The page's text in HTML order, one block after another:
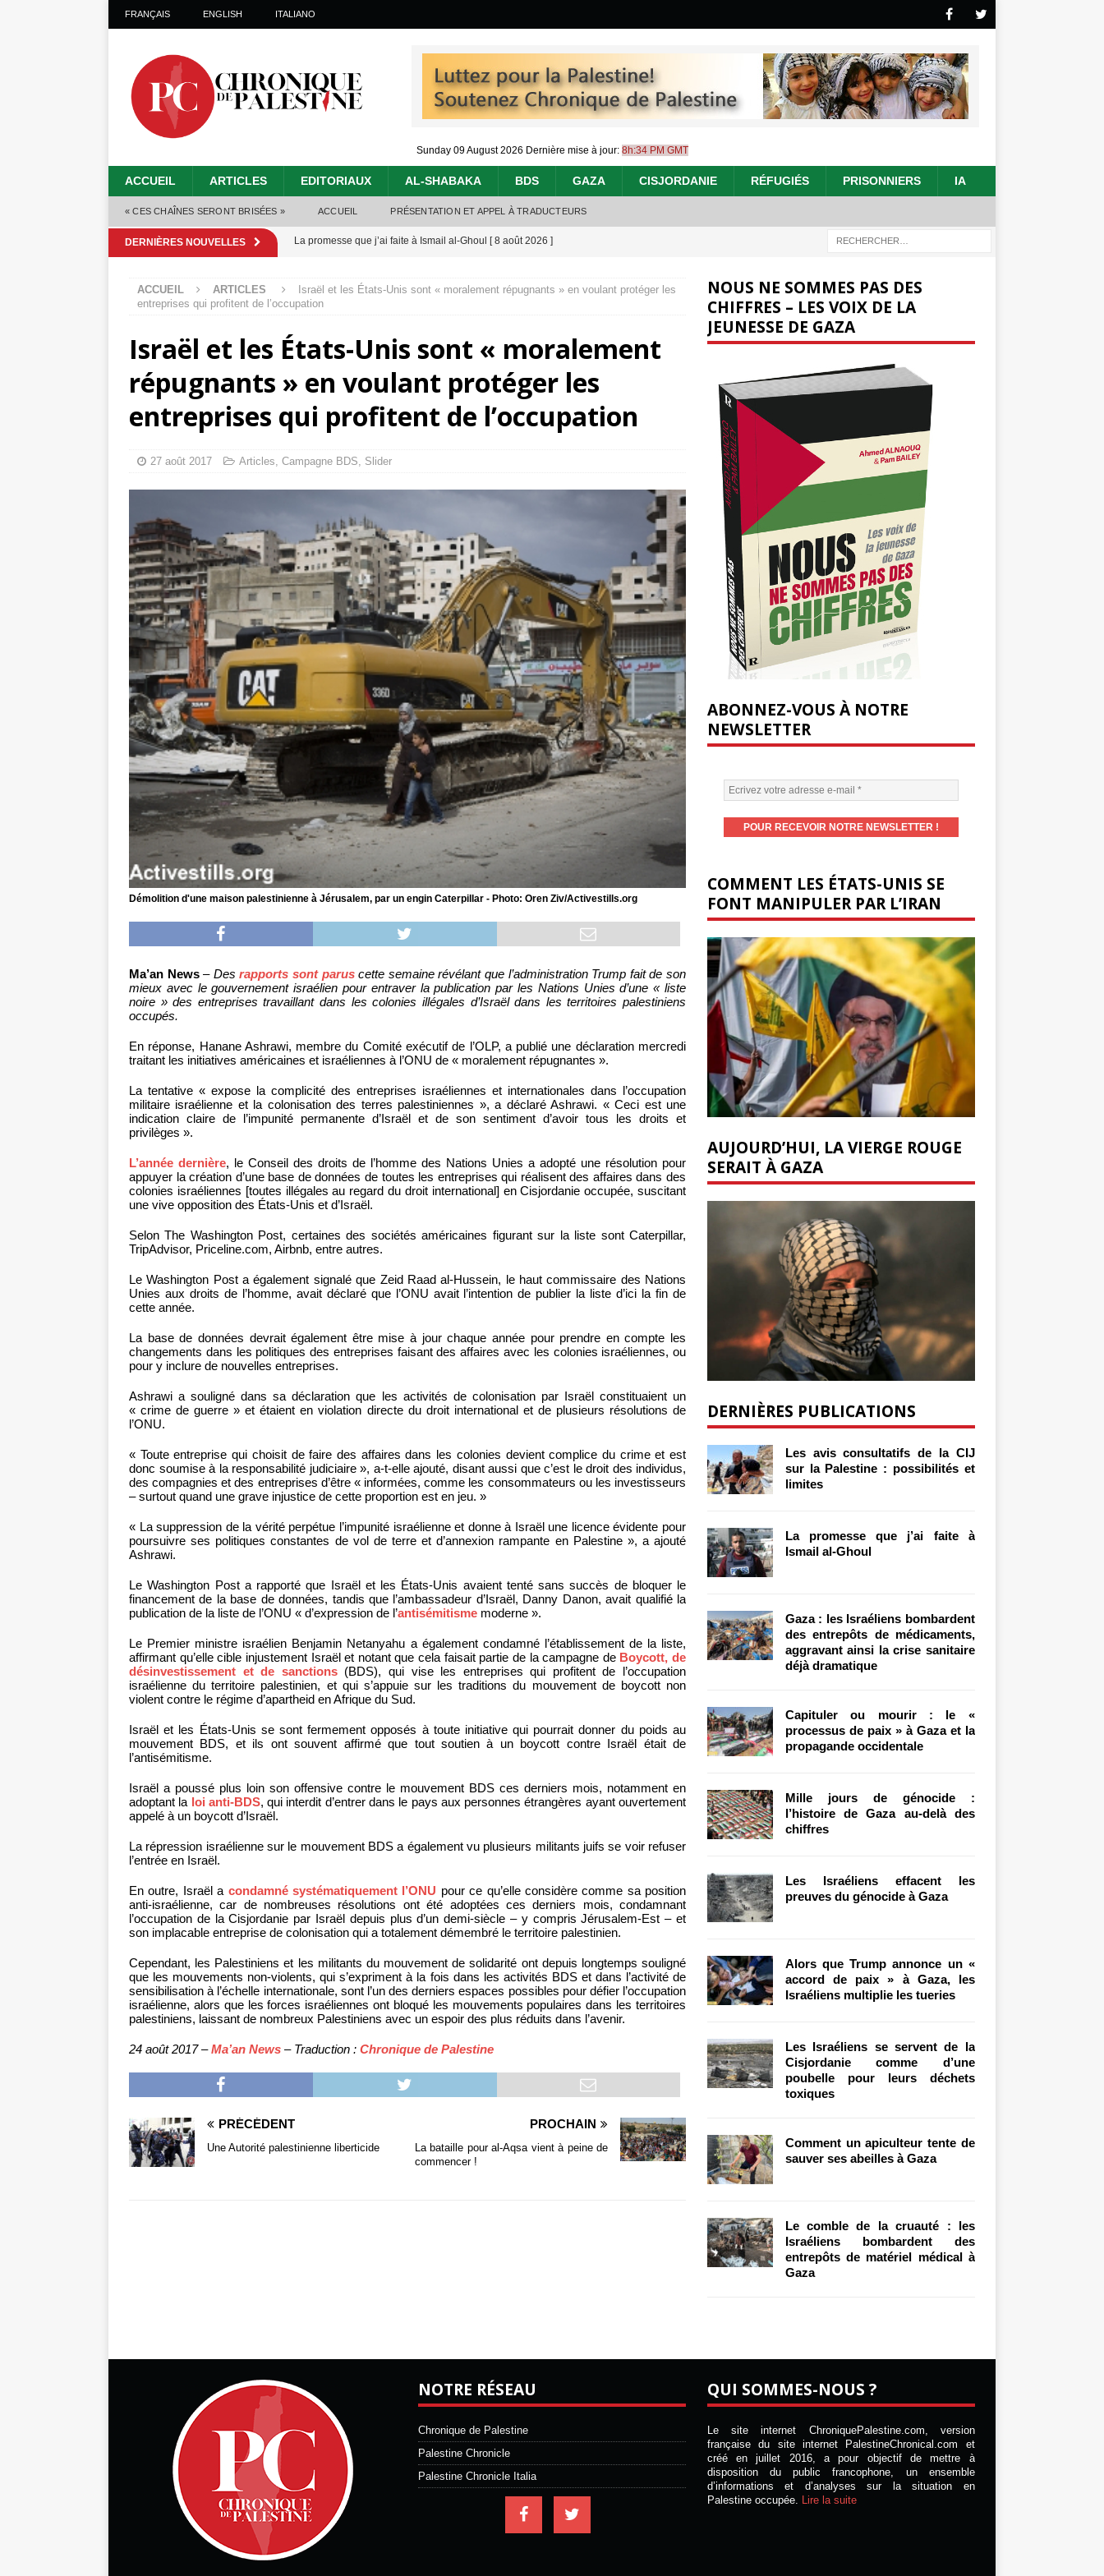
FRANÇAIS ENGLISH ITALIANO
Sunday 09 August 2026 Dernière mise à jour: 8h:34 PM GMT
ACCUEIL ARTICLES EDITORIAUX AL-SHABAKA BDS GAZA CISJORDANIE RÉFUGIÉS PRISONNIERS IA
« CES CHAÎNES SERONT BRISÉES » ACCUEIL PRÉSENTATION ET APPEL À TRADUCTEURS
DERNIÈRES NOUVELLES La promesse que j’ai faite à Ismail al-Ghoul [ 8 août 2026 ]
crise sanitaire déjà dramatique [ 7 août 2026 ]
6 août 2026 ]
Mille jours de génocide : l’histoire de Gaza au-delà des chiffres[ 5 août 2026 ]
Les avis consultatifs de la CIJ sur la Palestine : possibilités et limites [ 8 août 2026 ]
ACCUEIL ARTICLES
Israël et les États-Unis sont « moralement répugnants » en voulant protéger les
entreprises qui profitent de l’occupation
Israël et les États-Unis sont « moralement
répugnants » en voulant protéger les
entreprises qui profitent de l’occupation
27 août 2017 Articles, Campagne BDS, Slider
Démolition d'une maison palestinienne à Jérusalem, par un engin Caterpillar - Photo: Oren Ziv/Activestills.org
Ma’an News– Desrapports sont paruscette semaine révélant que l’administration Trump fait de son
mieux avec le gouvernement israélien pour entraver la publication par les Nations Unies d’une « liste
noire » des entreprises travaillant dans les colonies illégales d’Israël dans les territoires palestiniens
occupés.
En réponse, Hanane Ashrawi, membre du Comité exécutif de l’OLP, a publié une déclaration mercredi
traitant les initiatives américaines et israéliennes à l’ONU de « moralement répugnantes ».
La tentative « expose la complicité des entreprises israéliennes et internationales dans l’occupation
militaire israélienne et la colonisation des terres palestiniennes », a déclaré Ashrawi. « Ceci est une
indication claire de l’impunité permanente d’Israël et de son sentiment d’avoir tous les droits et
privilèges ».
L’année dernière, le Conseil des droits de l’homme des Nations Unies a adopté une résolution pour
appuyer la création d’une base de données de toutes les entreprises qui réalisent des affaires dans des
colonies israéliennes [toutes illégales au regard du droit international] en Cisjordanie occupée, suscitant
une vive opposition des États-Unis et d’Israël.
Selon The Washington Post, certaines des sociétés américaines figurant sur la liste sont Caterpillar,
TripAdvisor, Priceline.com, Airbnb, entre autres.
Le Washington Post a également signalé que Zeid Raad al-Hussein, le haut commissaire des Nations
Unies aux droits de l’homme, avait déclaré que l’ONU avait l’intention de publier la liste d’ici la fin de
cette année.
La base de données devrait également être mise à jour chaque année pour prendre en compte les
changements dans les politiques des entreprises faisant des affaires avec les colonies israéliennes, ou
pour y inclure de nouvelles entreprises.
Ashrawi a souligné dans sa déclaration que les activités de colonisation par Israël constituaient un
« crime de guerre » et étaient en violation directe du droit international et de plusieurs résolutions de
l’ONU.
« Toute entreprise qui choisit de faire des affaires dans les colonies devient complice du crime et est
donc soumise à la responsabilité judiciaire », a-t-elle ajouté, disant aussi que c’est le droit des individus,
des compagnies et des entreprises d’être « informées, comme les consommateurs ou les investisseurs
– surtout quand une grave injustice de cette proportion est en jeu. »
« La suppression de la vérité perpétue l’impunité israélienne et donne à Israël une licence évidente pour
poursuivre ses politiques constantes de vol de terre et d’annexion rampante en Palestine », a ajouté
Ashrawi.
Le Washington Post a rapporté que Israël et les États-Unis avaient tenté sans succès de bloquer le
financement de la base de données, tandis que l’ambassadeur d’Israël, Danny Danon, avait qualifié la
publication de la liste de l’ONU « d’expression de l’antisémitisme moderne ».
Le Premier ministre israélien Benjamin Netanyahu a également condamné l’établissement de la liste,
affirmant qu’elle cible injustement Israël et notant que cela faisait partie de la campagne de Boycott, de
désinvestissement et de sanctions(BDS), qui vise les entreprises qui profitent de l’occupation
israélienne du territoire palestinien, et qui s’appuie sur les traditions du mouvement de boycott non
violent contre le régime d’apartheid en Afrique du Sud.
Israël et les États-Unis se sont fermement opposés à toute initiative qui pourrait donner du poids au
mouvement BDS, et ils ont souvent affirmé que tout soutien à un boycott contre Israël était de
l’antisémitisme.
Israël a poussé plus loin son offensive contre le mouvement BDS ces derniers mois, notamment en
adoptant la loi anti-BDS, qui interdit d’entrer dans le pays aux personnes étrangères ayant ouvertement
appelé à un boycott d’Israël.
La répression israélienne sur le mouvement BDS a également vu plusieurs militants juifs se voir refuser
l’entrée en Israël.
En outre, Israël a condamné systématiquement l’ONU pour ce qu’elle considère comme sa position
anti-israélienne, car de nombreuses résolutions ont été adoptées ces derniers mois, condamnant
l’occupation de la Cisjordanie par Israël depuis plus d’un demi-siècle – y compris Jérusalem-Est – et
son implacable entreprise de colonisation qui a totalement démembré le territoire palestinien.
Cependant, les Palestiniens et les militants du mouvement de solidarité ont depuis longtemps souligné
que les mouvements non-violents, qui s’expriment à la fois dans les activités BDS et dans l’activité de
sensibilisation à l’échelle internationale, sont l’un des derniers espaces possibles pour défier l’occupation
israélienne, alors que les forces israéliennes ont bloqué les mouvements populaires dans les territoires
palestiniens, laissant de nombreux Palestiniens avec un espoir des plus réduits dans l’avenir.
24 août 2017 –Ma’an News – Traduction : Chronique de Palestine
PRÉCÉDENT
Une Autorité palestinienne liberticide
PROCHAIN
La bataille pour al-Aqsa vient à peine de
commencer !
NOUS NE SOMMES PAS DES
CHIFFRES – LES VOIX DE LA
JEUNESSE DE GAZA
ABONNEZ-VOUS À NOTRE
NEWSLETTER
COMMENT LES ÉTATS-UNIS SE
FONT MANIPULER PAR L’IRAN
AUJOURD’HUI, LA VIERGE ROUGE
SERAIT À GAZA
DERNIÈRES PUBLICATIONS
Les avis consultatifs de la CIJ
sur la Palestine : possibilités et
limites
La promesse que j’ai faite à
Ismail al-Ghoul
Gaza : les Israéliens bombardent
des entrepôts de médicaments,
aggravant ainsi la crise sanitaire
déjà dramatique
Capituler ou mourir : le «
processus de paix » à Gaza et la
propagande occidentale
Mille jours de génocide :
l’histoire de Gaza au-delà des
chiffres
Les Israéliens effacent les
preuves du génocide à Gaza
Alors que Trump annonce un «
accord de paix » à Gaza, les
Israéliens multiplie les tueries
Les Israéliens se servent de la
Cisjordanie comme d’une
poubelle pour leurs déchets
toxiques
Comment un apiculteur tente de
sauver ses abeilles à Gaza
Le comble de la cruauté : les
Israéliens bombardent des
entrepôts de matériel médical à
Gaza
NOTRE RÉSEAU
Chronique de Palestine
Palestine Chronicle
Palestine Chronicle Italia
QUI SOMMES-NOUS ?
Le site internet ChroniquePalestine.com, version
française du site internet PalestineChronical.com et
créé en juillet 2016, a pour objectif de mettre à
disposition du public francophone, un ensemble
d’informations et d’analyses sur la situation en
Palestine occupée. Lire la suite